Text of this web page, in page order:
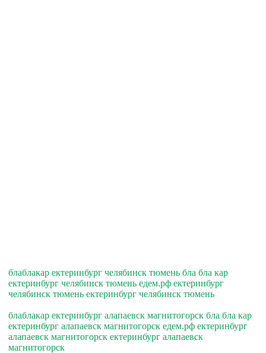
блаблакар ектеринбург челябинск тюмень бла бла кар
ектеринбург челябинск тюмень едем.рф ектеринбург
челябинск тюмень ектеринбург челябинск тюмень
блаблакар ектеринбург алапаевск магнитогорск бла бла кар
ектеринбург алапаевск магнитогорск едем.рф ектеринбург
алапаевск магнитогорск ектеринбург алапаевск
магнитогорск